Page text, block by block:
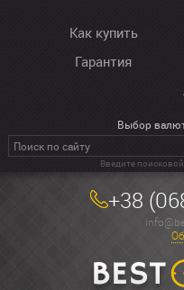
Как купить
Гарантия
Выбор
Введите
+38